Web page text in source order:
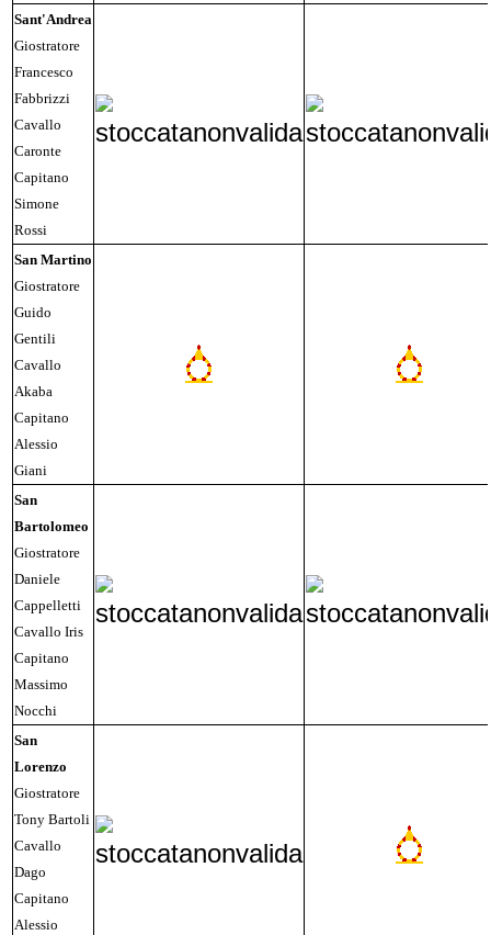
Sant'Andrea
Giostratore
Francesco
Fabbrizzi
Cavallo
Caronte
Capitano
Simone
Rossi
San Martino
Giostratore
Guido
Gentili
Cavallo
Akaba
Capitano
Alessio
Giani
San
Bartolomeo
Giostratore
Daniele
Cappelletti
Cavallo Iris
Capitano
Massimo
Nocchi
San
Lorenzo
Giostratore
Tony Bartoli
Cavallo
Dago
Capitano
Alessio